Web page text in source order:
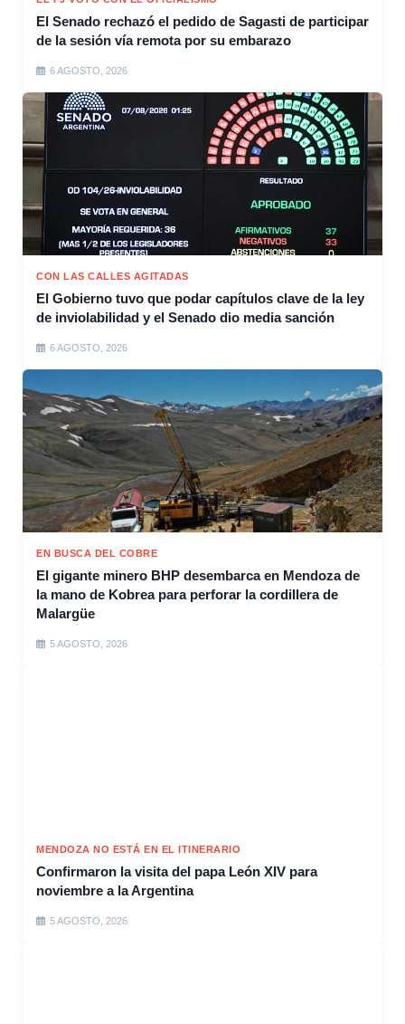
El Senado rechazó el pedido de Sagasti de participar
de la sesión vía remota por su embarazo
6 AGOSTO, 2026
CON LAS CALLES AGITADAS
El Gobierno tuvo que podar capítulos clave de la ley
de inviolabilidad y el Senado dio media sanción
6 AGOSTO, 2026
EN BUSCA DEL COBRE
El gigante minero BHP desembarca en Mendoza de
la mano de Kobrea para perforar la cordillera de
Malargüe
5 AGOSTO, 2026
MENDOZA NO ESTÁ EN EL ITINERARIO
Confirmaron la visita del papa León XIV para
noviembre a la Argentina
5 AGOSTO, 2026